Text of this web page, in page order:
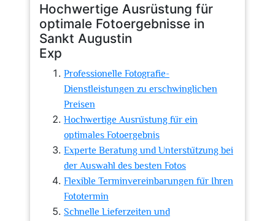
Hochwertige Ausrüstung für
optimale Fotoergebnisse in
Sankt Augustin
Exp
Professionelle Fotografie-
Dienstleistungen zu erschwinglichen
Preisen
Hochwertige Ausrüstung für ein
optimales Fotoergebnis
Experte Beratung und Unterstützung bei
der Auswahl des besten Fotos
Flexible Terminvereinbarungen für Ihren
Fototermin
Schnelle Lieferzeiten und